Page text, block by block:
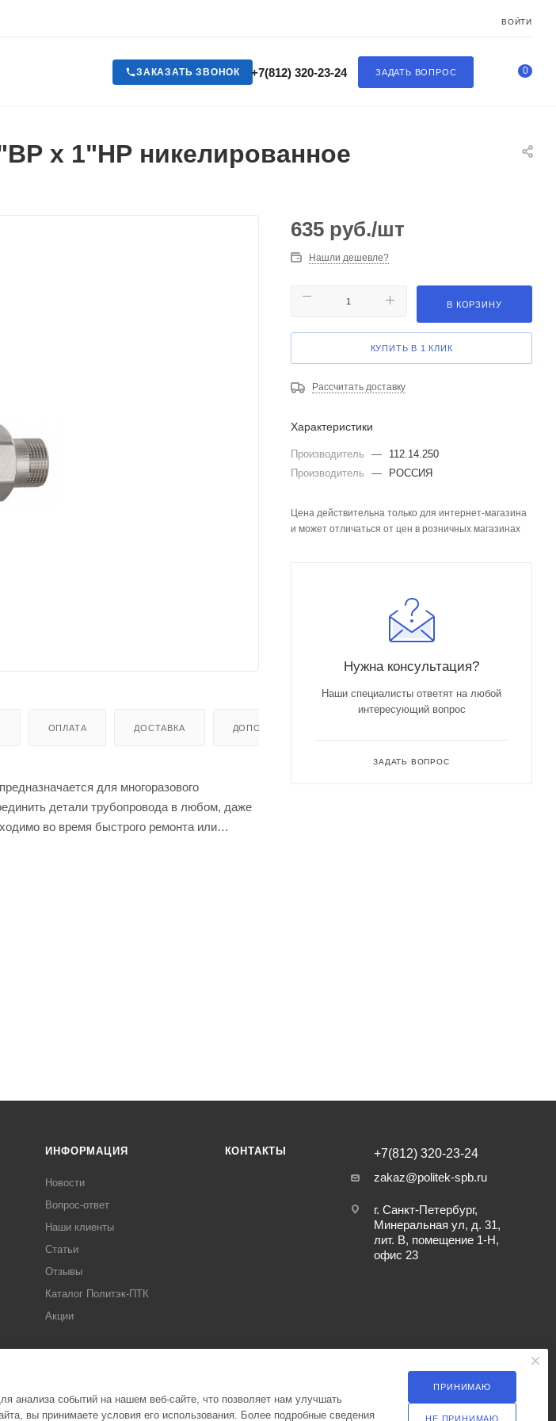
ВОЙТИ
ЗАДАТЬ ВОПРОС
+7(812) 320-23-24
ЗАКАЗАТЬ ЗВОНОК 0
х 1"НР никелированное
ОПЛАТА ДОСТАВКА ДОПОЛНИТЕЛЬНО
для многоразового
детали трубопровода в любом, даже
во время быстрого ремонта или
и функциональным.
635 руб./шт
Нашли дешевле?
В КОРЗИНУ
КУПИТЬ В 1 КЛИК
Рассчитать доставку
Характеристики
Производитель —
112.14.250
Производитель
— РОССИЯ
Цена действительна только для интернет-магазина
и может отличаться от цен в розничных магазинах
Нужна консультация?
Наши специалисты ответят на любой
интересующий вопрос
ЗАДАТЬ ВОПРОС
ИНФОРМАЦИЯ
Новости
Вопрос-ответ
Наши клиенты
Статьи
Отзывы
Каталог Политэк-ПТК
Акции
КОНТАКТЫ
+7(812) 320-23-24
zakaz@politek-spb.ru
г. Санкт-Петербург,
Минеральная ул, д. 31,
лит. В, помещение 1-Н,
офис 23
анализа событий на нашем веб-сайте, что позволяет нам улучшать
вы принимаете условия его использования. Более подробные сведения
ПРИНИМАЮ
НЕ ПРИНИМАЮ